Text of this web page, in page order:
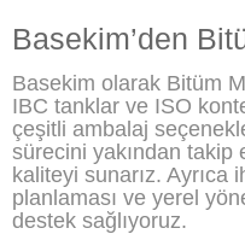
Basekim’den
Basekim olarak Bitüm
IBC tanklar ve ISO
çeşitli ambalaj
sürecini yakından takip
kaliteyi sunarız. Ayrıca
planlaması ve yerel
destek sağlıyoruz.